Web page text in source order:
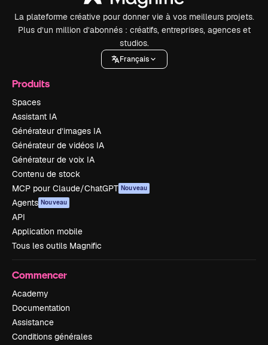
La plateforme créative pour donner vie à vos meilleurs projets.
Plus d’un million d’abonnés : créatifs, entreprises, agences et
studios.
Français
Produits
Spaces
Assistant IA
Générateur d’images IA
Générateur de vidéos IA
Générateur de voix IA
Contenu de stock
MCP pour Claude/ChatGPT Nouveau
Agents Nouveau
API
Application mobile
Tous les outils Magnific
Commencer
Academy
Documentation
Assistance
Conditions générales